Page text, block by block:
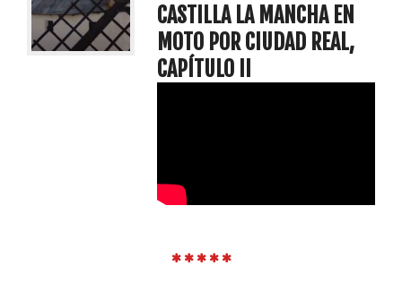
CASTILLA LA MANCHA EN
MOTO POR CIUDAD REAL,
CAPÍTULO II